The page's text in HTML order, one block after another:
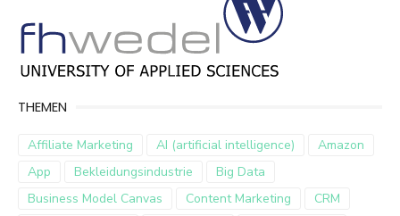
THEMEN
Affiliate Marketing AI (artificial intelligence)
Amazon
App
Bekleidungsindustrie
Big Data
Business Model Canvas
Content Marketing
CRM